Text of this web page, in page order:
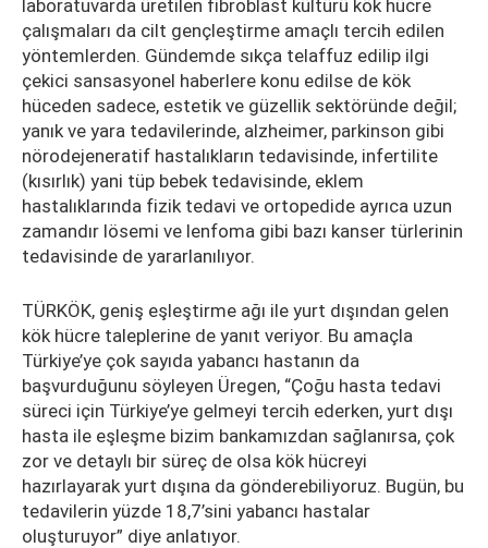
laboratuvarda üretilen fibroblast kültürü kök hücre
çalışmaları da cilt gençleştirme amaçlı tercih edilen
yöntemlerden. Gündemde sıkça telaffuz edilip ilgi
çekici sansasyonel haberlere konu edilse de kök
hüceden sadece, estetik ve güzellik sektöründe değil;
yanık ve yara tedavilerinde, alzheimer, parkinson gibi
nörodejeneratif hastalıkların tedavisinde, infertilite
(kısırlık) yani tüp bebek tedavisinde, eklem
hastalıklarında fizik tedavi ve ortopedide ayrıca uzun
zamandır lösemi ve lenfoma gibi bazı kanser türlerinin
tedavisinde de yararlanılıyor.
TÜRKÖK, geniş eşleştirme ağı ile yurt dışından gelen
kök hücre taleplerine de yanıt veriyor. Bu amaçla
Türkiye’ye çok sayıda yabancı hastanın da
başvurduğunu söyleyen Üregen, “Çoğu hasta tedavi
süreci için Türkiye’ye gelmeyi tercih ederken, yurt dışı
hasta ile eşleşme bizim bankamızdan sağlanırsa, çok
zor ve detaylı bir süreç de olsa kök hücreyi
hazırlayarak yurt dışına da gönderebiliyoruz. Bugün, bu
tedavilerin yüzde 18,7’sini yabancı hastalar
oluşturuyor” diye anlatıyor.